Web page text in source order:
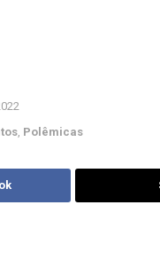
Polêmicas